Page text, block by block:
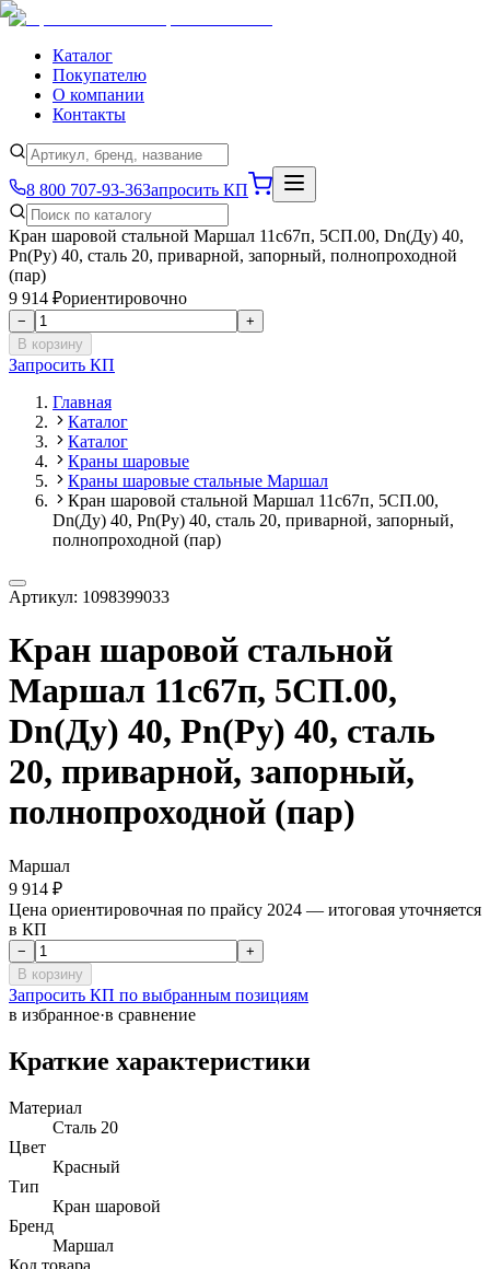
Каталог
Покупателю
О компании
Контакты
8 800 707-93-36Запросить КП
Кран шаровой стальной Маршал 11с67п, 5СП.00, Dn(Ду) 40,
Рn(Ру) 40, сталь 20, приварной, запорный, полнопроходной
(пар)
9 914 ₽ориентировочно
−
+
В корзину
Запросить КП
Главная
Каталог
Каталог
Краны шаровые
Краны шаровые стальные Маршал
Кран шаровой стальной Маршал 11с67п, 5СП.00,
Dn(Ду) 40, Рn(Ру) 40, сталь 20, приварной, запорный,
полнопроходной (пар)
Артикул: 1098399033
Кран шаровой стальной
Маршал 11с67п, 5СП.00,
Dn(Ду) 40, Рn(Ру) 40, сталь
20, приварной, запорный,
полнопроходной (пар)
Маршал
9 914 ₽
Цена ориентировочная по прайсу 2024 — итоговая уточняется
в КП
−
+
В корзину
Запросить КП по выбранным позициям
в избранное·в сравнение
Краткие характеристики
Материал
Сталь 20
Цвет
Красный
Тип
Кран шаровой
Бренд
Маршал
Код товара